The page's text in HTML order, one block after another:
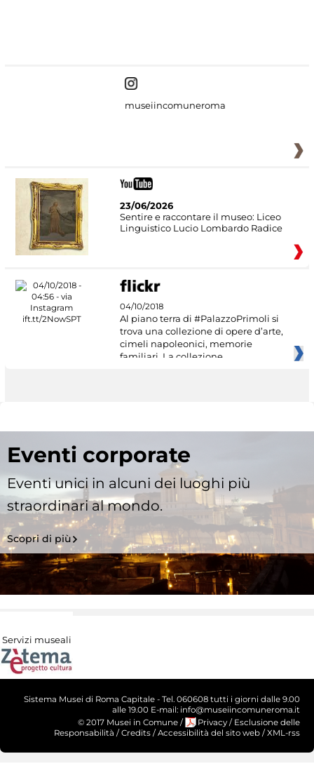
museiincomuneroma
23/06/2026
Sentire e raccontare il museo: Liceo
Linguistico Lucio Lombardo Radice
04/10/2018
Al piano terra di #PalazzoPrimoli si
trova una collezione di opere d’arte,
cimeli napoleonici, memorie
familiari. La collezione
Eventi corporate
Eventi unici in alcuni dei luoghi più
straordinari al mondo.
Scopri di più
Servizi museali
Sistema Musei di Roma Capitale - Tel. 060608 tutti i giorni dalle 9.00
alle 19.00 E-mail: info@museiincomuneroma.it
© 2017 Musei in Comune / Privacy / Esclusione delle
Responsabilità / Credits / Accessibilità del sito web / XML-rss